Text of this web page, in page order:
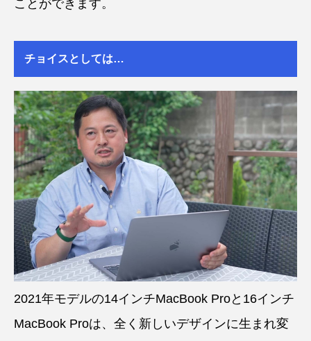
ことができます。
チョイスとしては…
2021年モデルの14インチMacBook Proと16インチ
MacBook Proは、全く新しいデザインに生まれ変